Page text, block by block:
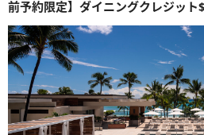
前予約限定】ダイニングクレジット